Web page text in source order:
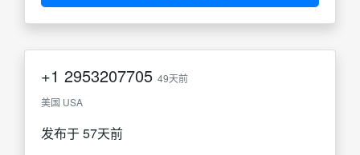
+1 2953207705 49天前
美国 USA
发布于 57天前